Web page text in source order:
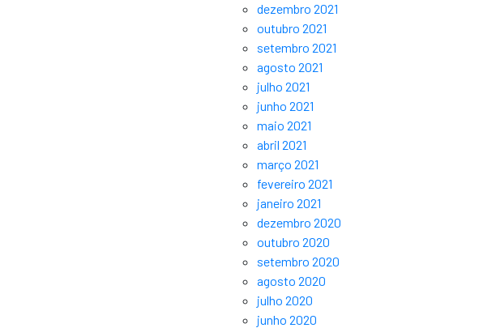
dezembro 2021
outubro 2021
setembro 2021
agosto 2021
julho 2021
junho 2021
maio 2021
abril 2021
março 2021
fevereiro 2021
janeiro 2021
dezembro 2020
outubro 2020
setembro 2020
agosto 2020
julho 2020
junho 2020